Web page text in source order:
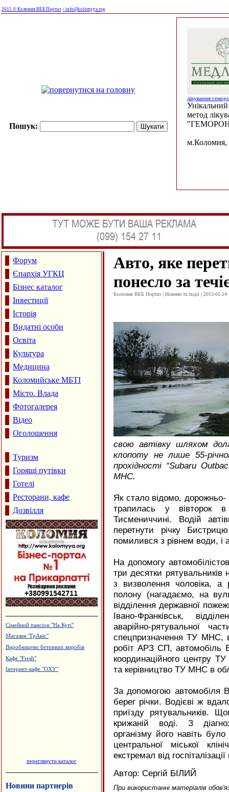
2015 © Коломия ВЕБ Портал / info@kolomyya.org
Пошук:
лікування
Унікальний
метод
м.Коломия,
Форум
Єпархія УГКЦ
Бізнес каталог
Інвестиції
Історія
Видатні особи
Освіта
Культура
Медицина
Коломийське МБТІ
Місто. Влада
Фотогалерея
Відео
Оголошення
Туризм
Горящі путівки
Готелі
Ресторани, кафе
Дозвілля
Рафтинг
Агентство нерухомості "А.Мрія"
Виробництво солоду, ВАТ
переглянути каталог
Новини партнерів
Авто, яке
понесло за
Коломия ВЕБ Портал | Новини та події | 2013-01-24
свою автівку шляхом
клопоту не лише 55-
прохідності “Subaru
МНС.
Як стало відомо, дорожньо-
трапилась у вівторок
Тисмениччині. Водій
перетнути річку
помилився з рівнем води, і
На допомогу
три десятки рятувальників
з визволення чоловіка, а
полону (нагадаємо, на
відділення державної
Івано-Франківськ,
аварійно-рятувальної
спецпризначення ТУ МНС,
робіт АРЗ СП, автомобіль
координаційного центру
та керівництво ТУ МНС в
За допомогою автомобіля
берег річки. Водієві ж
приїзду рятувальників.
крижаній воді. З
організму його навіть
центральної міської
екстремал від
Автор: Сергій БІЛИЙ
При використанні матеріалів